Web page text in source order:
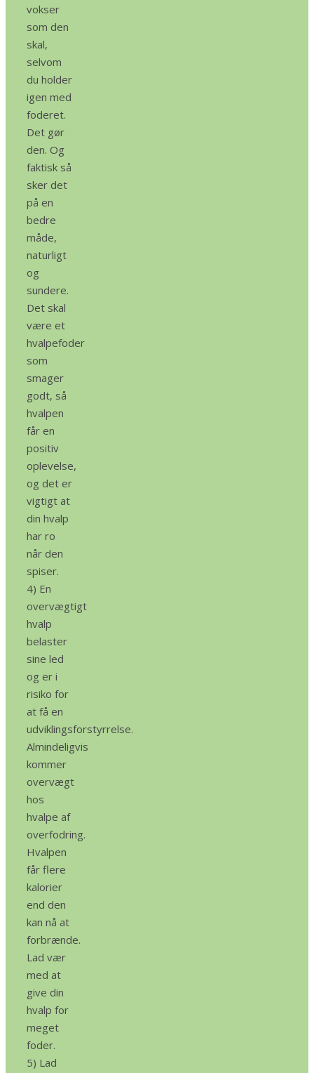
vokser
som den
skal,
selvom
du holder
igen med
foderet.
Det gør
den. Og
faktisk så
sker det
på en
bedre
måde,
naturligt
og
sundere.
Det skal
være et
hvalpefoder
som
smager
godt, så
hvalpen
får en
positiv
oplevelse,
og det er
vigtigt at
din hvalp
har ro
når den
spiser.
4) En
overvægtigt
hvalp
belaster
sine led
og er i
risiko for
at få en
udviklingsforstyrrelse.
Almindeligvis
kommer
overvægt
hos
hvalpe af
overfodring.
Hvalpen
får flere
kalorier
end den
kan nå at
forbrænde.
Lad vær
med at
give din
hvalp for
meget
foder.
5) Lad